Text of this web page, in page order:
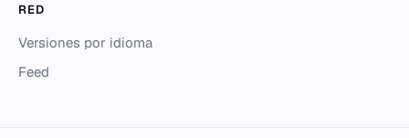
RED
Versiones por idioma
Feed